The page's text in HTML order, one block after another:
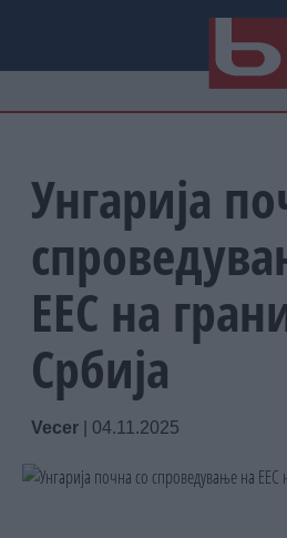
Унгарија
ЕЕС на
Србија
Vecer 04.11.2025